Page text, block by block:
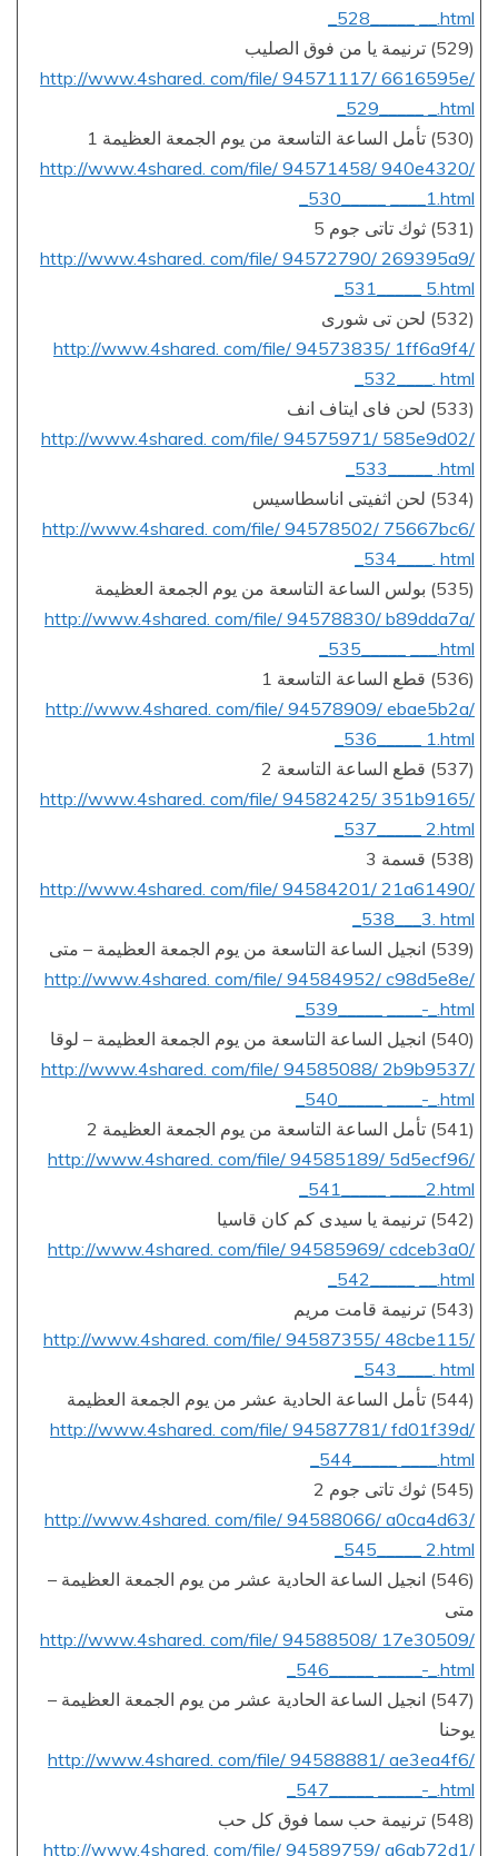
_528_____ __.html
(529) ترنيمة يا من فوق الصليب
http://www.4shared. com/file/ 94571117/ 6616595e/
_529_____ _.html
(530) تأمل الساعة التاسعة من يوم الجمعة العظيمة 1
http://www.4shared. com/file/ 94571458/ 940e4320/
_530_____ ____1.html
(531) ثوك تاتى جوم 5
http://www.4shared. com/file/ 94572790/ 269395a9/
_531_____ 5.html
(532) لحن تى شورى
http://www.4shared. com/file/ 94573835/ 1ff6a9f4/
_532____. html
(533) لحن فاى ايتاف انف
http://www.4shared. com/file/ 94575971/ 585e9d02/
_533_____ .html
(534) لحن اثفيتى اناسطاسيس
http://www.4shared. com/file/ 94578502/ 75667bc6/
_534____. html
(535) بولس الساعة التاسعة من يوم الجمعة العظيمة
http://www.4shared. com/file/ 94578830/ b89dda7a/
_535_____ ___.html
(536) قطع الساعة التاسعة 1
http://www.4shared. com/file/ 94578909/ ebae5b2a/
_536_____ 1.html
(537) قطع الساعة التاسعة 2
http://www.4shared. com/file/ 94582425/ 351b9165/
_537_____ 2.html
(538) قسمة 3
http://www.4shared. com/file/ 94584201/ 21a61490/
_538___3. html
(539) انجيل الساعة التاسعة من يوم الجمعة العظيمة – متى
http://www.4shared. com/file/ 94584952/ c98d5e8e/
_539_____ ____-_.html
(540) انجيل الساعة التاسعة من يوم الجمعة العظيمة – لوقا
http://www.4shared. com/file/ 94585088/ 2b9b9537/
_540_____ ____-_.html
(541) تأمل الساعة التاسعة من يوم الجمعة العظيمة 2
http://www.4shared. com/file/ 94585189/ 5d5ecf96/
_541_____ ____2.html
(542) ترنيمة يا سيدى كم كان قاسيا
http://www.4shared. com/file/ 94585969/ cdceb3a0/
_542_____ __.html
(543) ترنيمة قامت مريم
http://www.4shared. com/file/ 94587355/ 48cbe115/
_543____. html
(544) تأمل الساعة الحادية عشر من يوم الجمعة العظيمة
http://www.4shared. com/file/ 94587781/ fd01f39d/
_544_____ ____.html
(545) ثوك تاتى جوم 2
http://www.4shared. com/file/ 94588066/ a0ca4d63/
_545_____ 2.html
(546) انجيل الساعة الحادية عشر من يوم الجمعة العظيمة –
متى
http://www.4shared. com/file/ 94588508/ 17e30509/
_546_____ _____-_.html
(547) انجيل الساعة الحادية عشر من يوم الجمعة العظيمة –
يوحنا
http://www.4shared. com/file/ 94588881/ ae3ea4f6/
_547_____ _____-_.html
(548) ترنيمة حب سما فوق كل حب
http://www.4shared. com/file/ 94589759/ a6ab72d1/